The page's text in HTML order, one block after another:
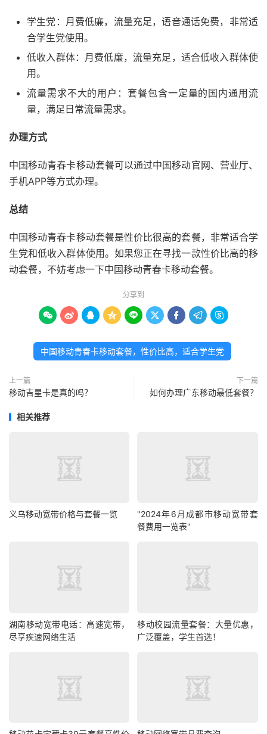
学生党：月费低廉，流量充足，语音通话免费，非常适
合学生党使用。
低收入群体：月费低廉，流量充足，适合低收入群体使
用。
流量需求不大的用户：套餐包含一定量的国内通用流
量，满足日常流量需求。
办理方式
中国移动青春卡移动套餐可以通过中国移动官网、营业厅、
手机APP等方式办理。
总结
中国移动青春卡移动套餐是性价比很高的套餐，非常适合学
生党和低收入群体使用。如果您正在寻找一款性价比高的移
动套餐，不妨考虑一下中国移动青春卡移动套餐。
分享到
        
中国移动青春卡移动套餐，性价比高，适合学生党
上一篇
移动吉星卡是真的吗？
下一篇
如何办理广东移动最低套餐？
相关推荐
义乌移动宽带价格与套餐一览
"2024年6月成都市移动宽带套
餐费用一览表"
湖南移动宽带电话：高速宽带，
尽享疾速网络生活
移动校园流量套餐：大量优惠，
广泛覆盖，学生首选！